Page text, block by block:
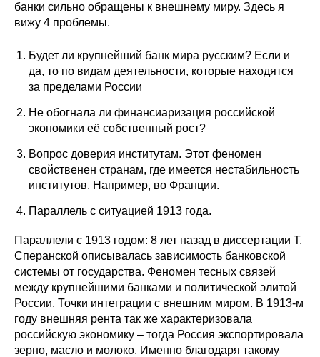
банки сильно обращены к внешнему миру. Здесь я
вижу 4 проблемы.
Будет ли крупнейший банк мира русским? Если и
да, то по видам деятельности, которые находятся
за пределами России
Не обогнала ли финансиаризация российской
экономики её собственный рост?
Вопрос доверия институтам. Этот феномен
свойственен странам, где имеется нестабильность
институтов. Например, во Франции.
Параллель с ситуацией 1913 года.
Параллели с 1913 годом: 8 лет назад в диссертации Т.
Сперанской описывалась зависимость банковской
системы от государства. Феномен тесных связей
между крупнейшими банками и политической элитой
России. Точки интеграции с внешним миром. В 1913-м
году внешняя рента так же характеризовала
российскую экономику – тогда Россия экспортировала
зерно, масло и молоко. Именно благодаря такому